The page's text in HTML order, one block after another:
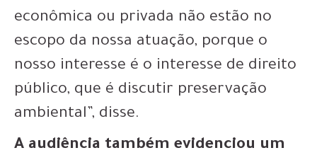
econômica ou privada não estão no
escopo da nossa atuação, porque o
nosso interesse é o interesse de direito
público, que é discutir preservação
ambiental”, disse.
A audiência também evidenciou um